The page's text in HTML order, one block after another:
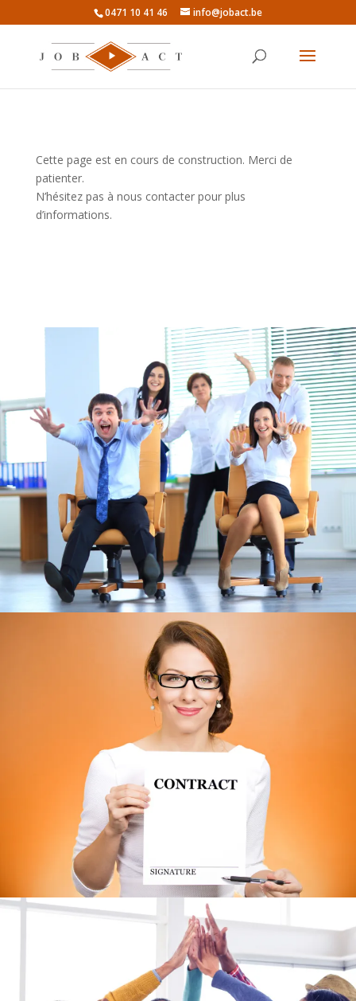
0471 10 41 46 info@jobact.be
Cette page est en cours de construction. Merci de
patienter.
N’hésitez pas à nous contacter pour plus
d’informations.